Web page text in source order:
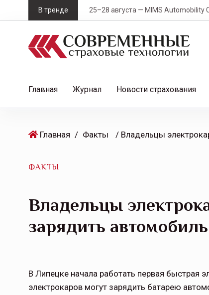
k
В тренде 25–28 августа — MIMS Automobility
Главная Журнал Новости страхования
Главная / Факты
ФАКТЫ
Владельцы
зарядить
В Липецке начала работать первая быстрая
электрокаров могут зарядить батарею